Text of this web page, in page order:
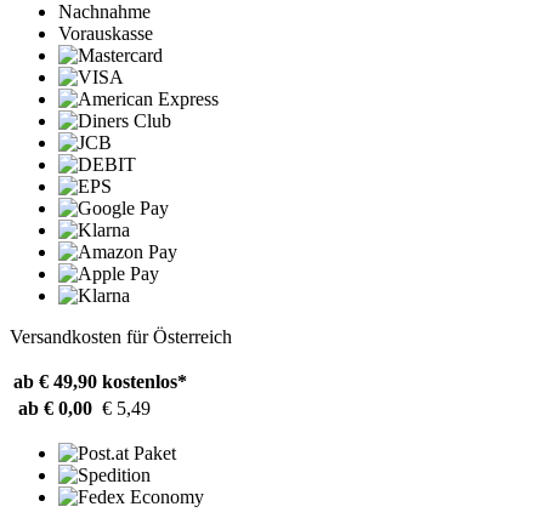
Nachnahme
Vorauskasse
Versandkosten für Österreich
ab € 49,90 kostenlos*
ab € 0,00 € 5,49